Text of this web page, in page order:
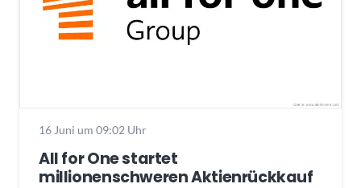
16 Juni um 09:02 Uhr
All for One startet
millionenschweren Aktienrückkauf